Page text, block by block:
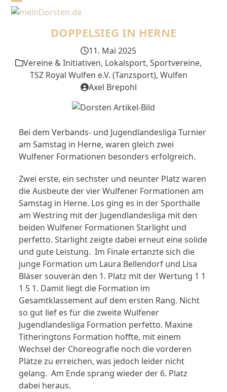
SkipOpen
Close
DOPPELSIEG IN HERNE
11. Mai 2025
Vereine & Initiativen, Lokalsport, Sportvereine,
TSZ Royal Wulfen e.V. (Tanzsport), Wulfen
Axel Brepohl
Bei dem Verbands- und Jugendlandesliga Turnier
am Samstag in Herne, waren gleich zwei
Wulfener Formationen besonders erfolgreich.
Zwei erste, ein sechster und neunter Platz waren
die Ausbeute der vier Wulfener Formationen am
Samstag in Herne. Los ging es in der Sporthalle
am Westring mit der Jugendlandesliga mit den
beiden Wulfener Formationen Starlight und
perfetto. Starlight zeigte dabei erneut eine solide
und gute Leistung. Im Finale ertanzte sich die
junge Formation um Laura Bellendorf und Lisa
Bläser souverän den 1. Platz mit der Wertung 1 1
1 5 1. Damit liegt die Formation im
Gesamtklassement auf dem ersten Rang. Nicht
so gut lief es für die zweite Wulfener
Jugendlandesliga Formation perfetto. Maxine
Titheringtons Formation hoffte, mit einem
Wechsel der Choreografie noch die vorderen
Plätze zu erreichen, was jedoch leider nicht
gelang. Am Ende sprang wieder der 6. Platz
dabei heraus.